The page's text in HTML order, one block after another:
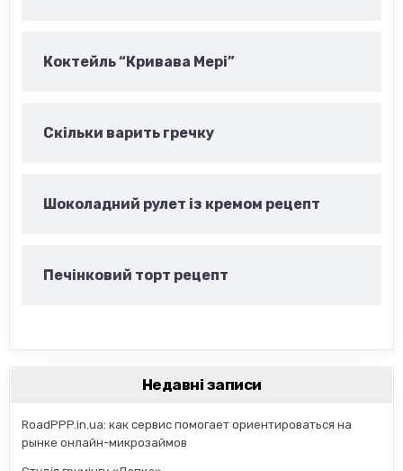
Коктейль “Кривава Мері”
Скільки варить гречку
Шоколадний рулет із кремом рецепт
Печінковий торт рецепт
Недавні записи
RoadPPP.in.ua: как сервис помогает ориентироваться на
рынке онлайн-микрозаймов